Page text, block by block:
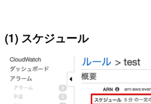
(1) スケジュール